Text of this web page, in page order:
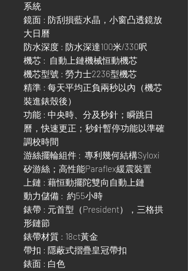
系統
鏡面 : 防刮損藍水晶，小窗凸透鏡放
大日曆
防水深度 : 防水深達100米/330呎
機芯 : 自動上鏈機械恒動機芯
機芯型號 : 勞力士2236型機芯
精準 : 每天平均正負兩秒以內（機芯
裝進錶殼後）
功能 : 中央時、分及秒針；瞬跳日
曆，快速更正；秒針暫停功能以準確
調校時間
游絲擺輪組件 : 專利幾何結構Syloxi
矽游絲；高性能Paraflex緩震裝置
上鏈 : 藉恒動擺陀雙向自動上鏈
動力儲備 : 約55小時
錶帶 : 元首型（President），三格拱
形鏈節
錶帶材質 : 18ct黃金
帶扣 : 隱蔽式摺疊皇冠帶扣
錶面 : 白色